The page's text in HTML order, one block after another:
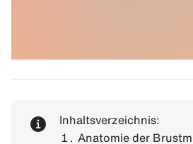
Inhaltsverzeichnis:
Anatomie der